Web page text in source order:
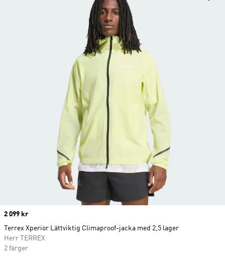
Price
2 099 kr
Terrex Xperior Lättviktig Climaproof-jacka med 2,5 lager
Herr TERREX
2 färger